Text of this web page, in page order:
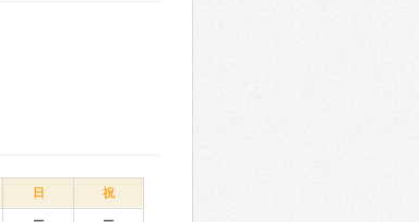
日 祝